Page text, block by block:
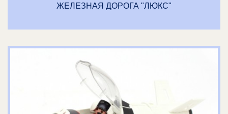
ЖЕЛЕЗНАЯ ДОРОГА "ЛЮКС"